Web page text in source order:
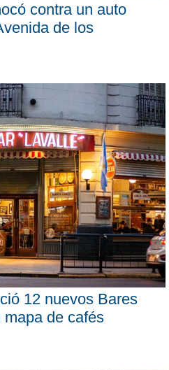
contra un auto
de los
12 nuevos Bares
de cafés